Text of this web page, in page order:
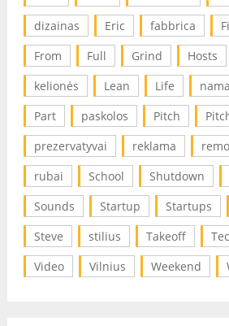
dizainas
Eric fabbrica
From
Full Grind Hosts
kelionės
Lean Life
Part
paskolos Pitch
prezervatyvai
reklama
rubai
School Shutdown
Sounds
Startup Startups
Steve
stilius Takeoff
Video
Vilnius Weekend